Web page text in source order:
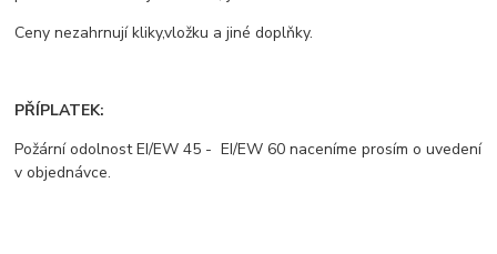
Ceny nezahrnují kliky,vložku a jiné doplňky.
PŘÍPLATEK:
Požární odolnost EI/EW 45 - EI/EW 60 naceníme prosím o uvedení
v objednávce.